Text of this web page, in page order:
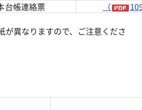
台帳連絡票
（
異なりますので、ご注意くださ